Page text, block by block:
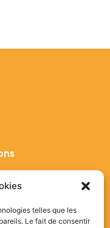
telles que les
Le fait de consentir
le refuge ?
confidentialité